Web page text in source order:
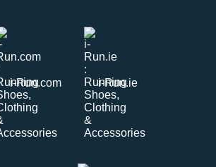
i-Run.com i-Run.ie